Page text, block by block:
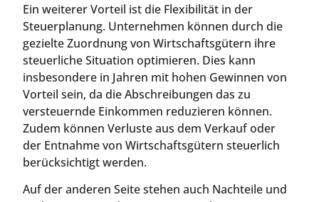
Ein weiterer Vorteil ist die Flexibilität in der
Steuerplanung. Unternehmen können durch die
gezielte Zuordnung von Wirtschaftsgütern ihre
steuerliche Situation optimieren. Dies kann
insbesondere in Jahren mit hohen Gewinnen von
Vorteil sein, da die Abschreibungen das zu
versteuernde Einkommen reduzieren können.
Zudem können Verluste aus dem Verkauf oder
der Entnahme von Wirtschaftsgütern steuerlich
berücksichtigt werden.
Auf der anderen Seite stehen auch Nachteile und